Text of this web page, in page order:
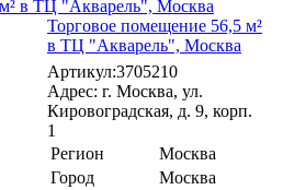
в ТЦ "Акварель", Москва
Торговое помещение 56,5 м²
в ТЦ "Акварель", Москва
Артикул:3705210
Адрес: г. Москва, ул.
Кировоградская, д. 9, корп.
1
Регион
Москва
Город
Москва